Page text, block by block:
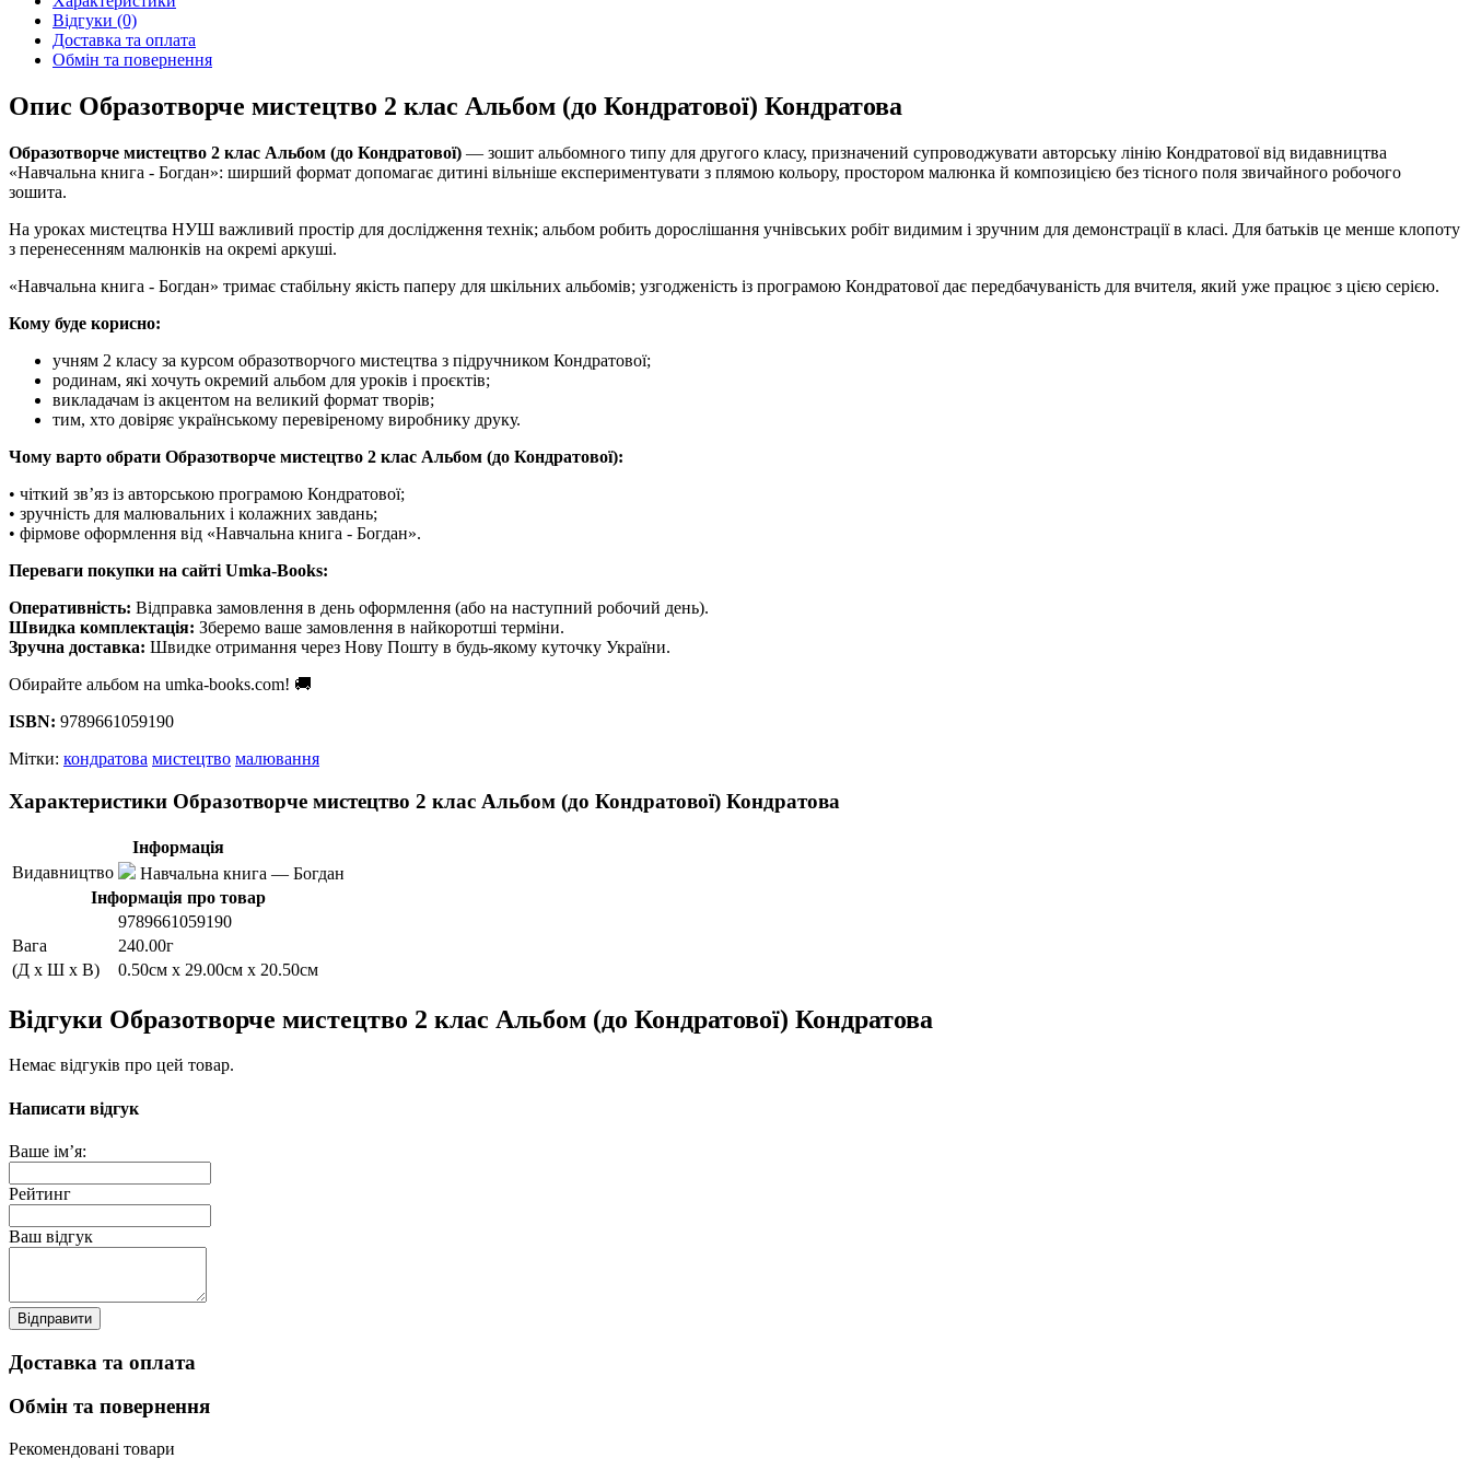
Відгуки (0)
Доставка та оплата
Обмін та повернення
Опис Образотворче мистецтво 2 клас Альбом (до Кондратової) Кондратова
Образотворче мистецтво 2 клас Альбом (до Кондратової) — зошит альбомного типу для другого класу, призначений супроводжувати авторську лінію Кондратової від видавництва
«Навчальна книга - Богдан»: ширший формат допомагає дитині вільніше експериментувати з плямою кольору, простором малюнка й композицією без тісного поля звичайного робочого
зошита.
На уроках мистецтва НУШ важливий простір для дослідження технік; альбом робить дорослішання учнівських робіт видимим і зручним для демонстрації в класі. Для батьків це менше клопоту
з перенесенням малюнків на окремі аркуші.
«Навчальна книга - Богдан» тримає стабільну якість паперу для шкільних альбомів; узгодженість із програмою Кондратової дає передбачуваність для вчителя, який уже працює з цією серією.
Кому буде корисно:
учням 2 класу за курсом образотворчого мистецтва з підручником Кондратової;
родинам, які хочуть окремий альбом для уроків і проєктів;
викладачам із акцентом на великий формат творів;
тим, хто довіряє українському перевіреному виробнику друку.
Чому варто обрати Образотворче мистецтво 2 клас Альбом (до Кондратової):
• чіткий зв’яз із авторською програмою Кондратової;
• зручність для малювальних і колажних завдань;
• фірмове оформлення від «Навчальна книга - Богдан».
Переваги покупки на сайті Umka-Books:
Оперативність: Відправка замовлення в день оформлення (або на наступний робочий день).
Швидка комплектація: Зберемо ваше замовлення в найкоротші терміни.
Зручна доставка: Швидке отримання через Нову Пошту в будь-якому куточку України.
Обирайте альбом на umka-books.com! 🚚
ISBN: 9789661059190
Мітки: кондратова мистецтво малювання
Характеристики Образотворче мистецтво 2 клас Альбом (до Кондратової) Кондратова
Інформація
Видавництво
Навчальна книга — Богдан
Інформація про товар
9789661059190
Вага
240.00г
(Д x Ш x В)
0.50см x 29.00см x 20.50см
Відгуки Образотворче мистецтво 2 клас Альбом (до Кондратової) Кондратова
Немає відгуків про цей товар.
Написати відгук
Ваше ім’я:
Рейтинг
Ваш відгук
Відправити
Доставка та оплата
Обмін та повернення
Рекомендовані товари